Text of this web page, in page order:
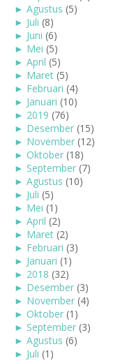
► Agustus (5)
► Juli (8)
► Juni (6)
► Mei (5)
► April (5)
► Maret (5)
► Februari (4)
► Januari (10)
► 2019 (76)
► Desember (15)
► November (12)
► Oktober (18)
► September (7)
► Agustus (10)
► Juli (5)
► Mei (1)
► April (2)
► Maret (2)
► Februari (3)
► Januari (1)
► 2018 (32)
► Desember (3)
► November (4)
► Oktober (1)
► September (3)
► Agustus (6)
► Juli (1)